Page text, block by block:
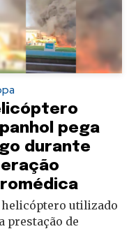
pega
durante
helicóptero utilizado
prestação de